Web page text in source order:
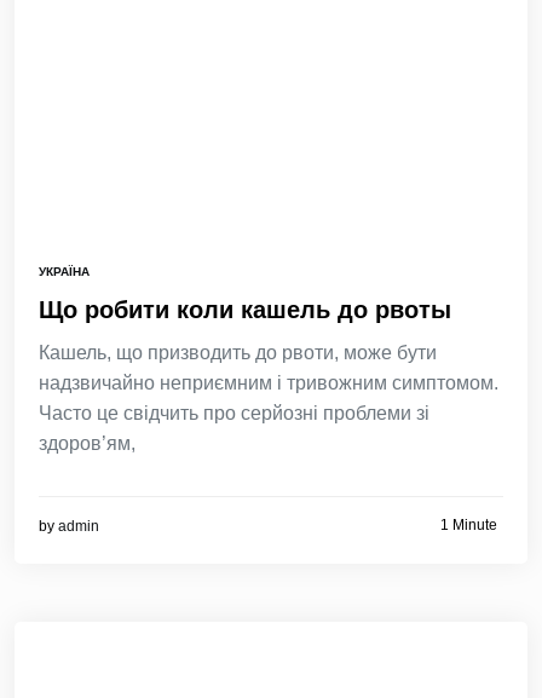
УКРАЇНА
Що робити коли кашель до рвоты
Кашель, що призводить до рвоти, може бути
надзвичайно неприємним і тривожним симптомом.
Часто це свідчить про серйозні проблеми зі
здоров’ям,
by admin 1 Minute